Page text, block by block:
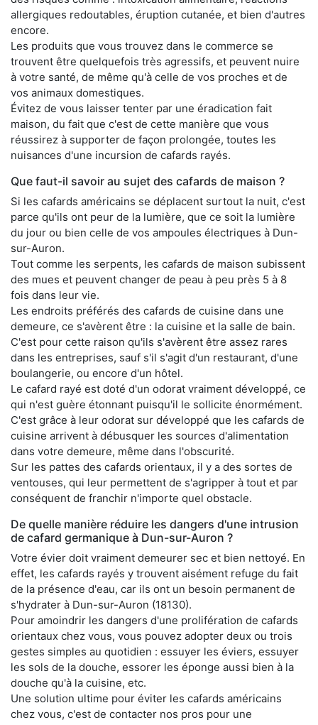
allergiques redoutables, éruption cutanée, et bien d'autres
encore.
Les produits que vous trouvez dans le commerce se
trouvent être quelquefois très agressifs, et peuvent nuire
à votre santé, de même qu'à celle de vos proches et de
vos animaux domestiques.
Évitez de vous laisser tenter par une éradication fait
maison, du fait que c'est de cette manière que vous
réussirez à supporter de façon prolongée, toutes les
nuisances d'une incursion de cafards rayés.
Que faut-il savoir au sujet des cafards de maison ?
Si les cafards américains se déplacent surtout la nuit, c'est
parce qu'ils ont peur de la lumière, que ce soit la lumière
du jour ou bien celle de vos ampoules électriques à Dun-
sur-Auron.
Tout comme les serpents, les cafards de maison subissent
des mues et peuvent changer de peau à peu près 5 à 8
fois dans leur vie.
Les endroits préférés des cafards de cuisine dans une
demeure, ce s'avèrent être : la cuisine et la salle de bain.
C'est pour cette raison qu'ils s'avèrent être assez rares
dans les entreprises, sauf s'il s'agit d'un restaurant, d'une
boulangerie, ou encore d'un hôtel.
Le cafard rayé est doté d'un odorat vraiment développé, ce
qui n'est guère étonnant puisqu'il le sollicite énormément.
C'est grâce à leur odorat sur développé que les cafards de
cuisine arrivent à débusquer les sources d'alimentation
dans votre demeure, même dans l'obscurité.
Sur les pattes des cafards orientaux, il y a des sortes de
ventouses, qui leur permettent de s'agripper à tout et par
conséquent de franchir n'importe quel obstacle.
De quelle manière réduire les dangers d'une intrusion
de cafard germanique à Dun-sur-Auron ?
Votre évier doit vraiment demeurer sec et bien nettoyé. En
effet, les cafards rayés y trouvent aisément refuge du fait
de la présence d'eau, car ils ont un besoin permanent de
s'hydrater à Dun-sur-Auron (18130).
Pour amoindrir les dangers d'une prolifération de cafards
orientaux chez vous, vous pouvez adopter deux ou trois
gestes simples au quotidien : essuyer les éviers, essuyer
les sols de la douche, essorer les éponge aussi bien à la
douche qu'à la cuisine, etc.
Une solution ultime pour éviter les cafards américains
chez vous, c'est de contacter nos pros pour une